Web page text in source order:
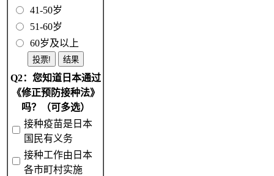
41-50岁
51-60岁
60岁及以上
Q2：您知道日本通过
《修正预防接种法》
吗？（可多选）
接种疫苗是日本
国民有义务
接种工作由日本
各市町村实施